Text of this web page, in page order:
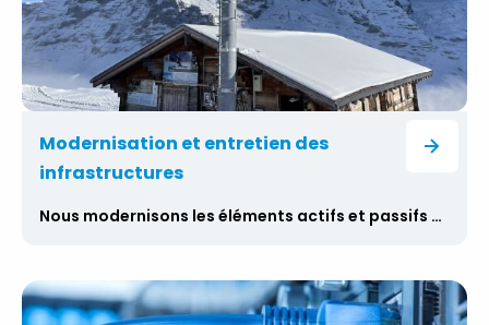
Modernisation et entretien des
infrastructures
Nous modernisons les éléments actifs et passifs des infrastructures de télécommunications en remplaçant les anciennes technologies par les dernières technologies 5G/LTE, y compris les réseaux de transmission optique et micro-ondes. Nous effectuons ces remplacements dans les conditions les plus strictes sur un réseau « live » avec une interruption de service la plus courte possible et donc un impact minimal sur les clients finaux. Forts d’une grande expérience des mises à niveau de réseaux dans toute l’Europe, nous participons à l’élaboration des processus et des normes d’installation locales. Outre le remplacement de la technologie elle-même, nous fournissons des mesures de la couverture du signal des sites intérieurs et des zones extérieures à l’aide de véhicules de mesure spécialement adaptés. Nous aidons également nos clients à créer les bases de données et les configurations nécessaires, ainsi que l’assistance technique et la coordination de tous les processus à partir d’un centre de surveillance.